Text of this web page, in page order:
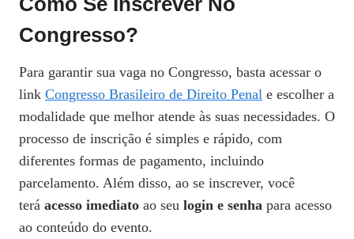
Congresso?
Para garantir sua vaga no Congresso, basta acessar o
link Congresso Brasileiro de Direito Penal e escolher a
modalidade que melhor atende às suas necessidades. O
processo de inscrição é simples e rápido, com
diferentes formas de pagamento, incluindo
parcelamento. Além disso, ao se inscrever, você
terá acesso imediato ao seu login e senha para acesso
ao conteúdo do evento.